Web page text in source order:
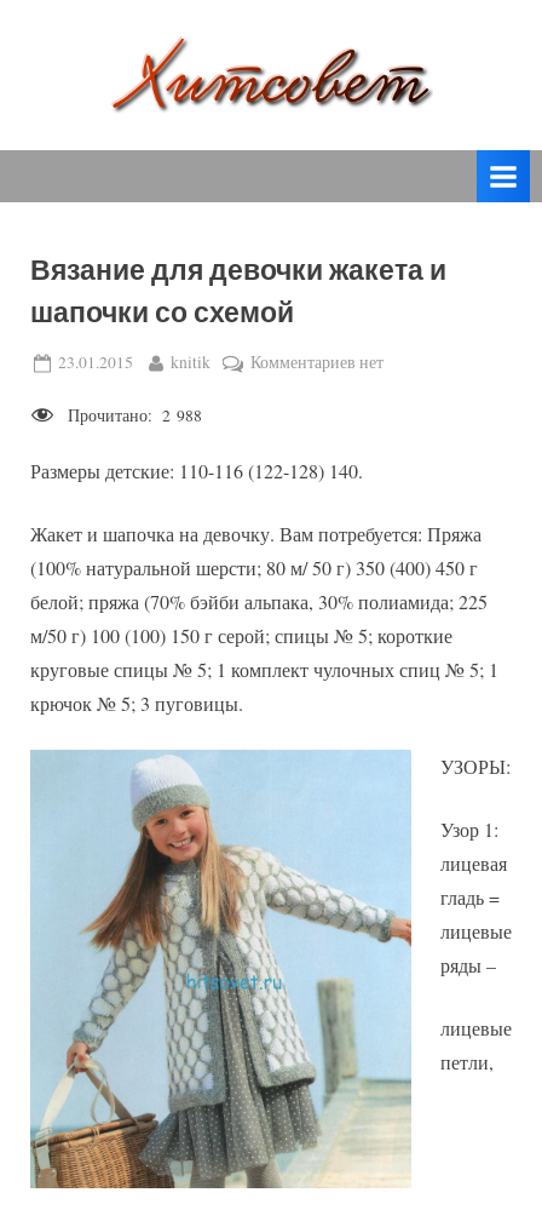
т
о
в
е
спицами,
крючком,
вязаные
модели
с
описанием
Вязание для девочки жакета и
шапочки со схемой
Posted
23.01.2015 By
knitik Комментариевк
девочки
и
шапочки
схемой
нет
Прочитано: 2 988
Размеры детские: 110-116 (122-128) 140.
Жакет и шапочка на девочку. Вам потребуется: Пряжа
(100% натуральной шерсти; 80 м/ 50 г) 350 (400) 450 г
белой; пряжа (70% бэйби альпака, 30% полиамида; 225
м/50 г) 100 (100) 150 г серой; спицы № 5; короткие
круговые спицы № 5; 1 комплект чулочных спиц № 5; 1
крючок № 5; 3 пуговицы.
УЗОРЫ:
Узор 1:
лицевая
гладь =
лицевые
ряды –
лицевые
петли,